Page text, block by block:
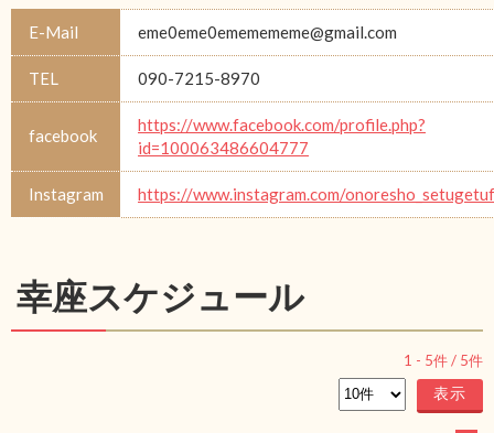
E-Mail eme0eme0ememememe@gmail.com
TEL 090-7215-8970
facebook
https://www.facebook.com/profile.php?
id=100063486604777
Instagram https://www.instagram.com/
幸座スケジュール
1 - 5件 / 5件